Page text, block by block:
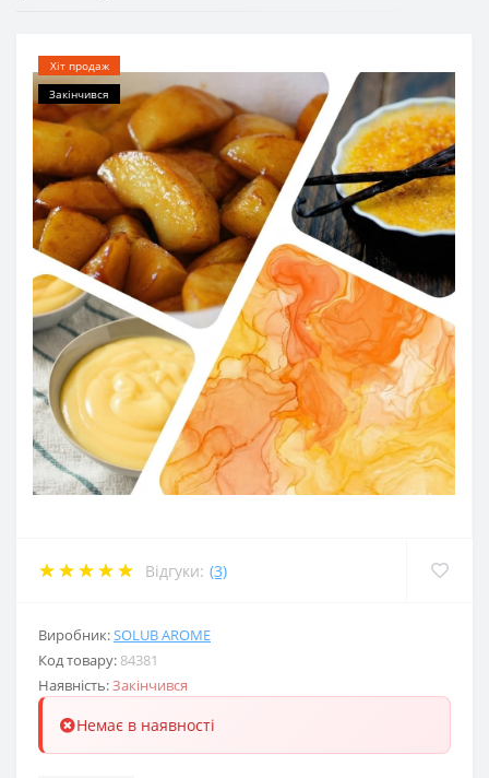
Хіт продаж
Закінчився
Відгуки: (3)
Виробник:SOLUB AROME
Код товару: 84381
Наявність:Закінчився
Немає в наявності